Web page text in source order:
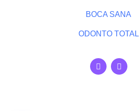
BOCA SANA
ODONTO TOTAL
F
a
I
n